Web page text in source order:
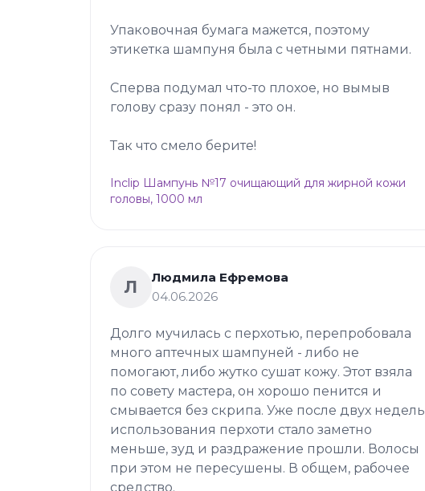
Упаковочная бумага мажется, поэтому
этикетка шампуня была с четными пятнами.
Сперва подумал что-то плохое, но вымыв
голову сразу понял - это он.
Так что смело берите!
Inclip Шампунь №17 очищающий для жирной кожи
головы, 1000 мл
Л
Людмила Ефремова
04.06.2026
Долго мучилась с перхотью, перепробовала
много аптечных шампуней - либо не
помогают, либо жутко сушат кожу. Этот взяла
по совету мастера, он хорошо пенится и
смывается без скрипа. Уже после двух недель
использования перхоти стало заметно
меньше, зуд и раздражение прошли. Волосы
при этом не пересушены. В общем, рабочее
средство.